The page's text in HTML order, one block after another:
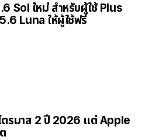
Sol ใหม่ สำหรับผู้ใช้ Plus
Luna ให้ผู้ใช้ฟรี
รมาส 2 ปี 2026 แต่ Apple